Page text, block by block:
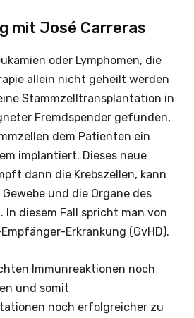
mit José Carreras
oder Lymphomen, die
allein nicht geheilt werden
Stammzelltransplantation in
Fremdspender gefunden,
dem Patienten ein
implantiert. Dieses neue
dann die Krebszellen, kann
und die Organe des
diesem Fall spricht man von
Erkrankung (GvHD).
Immunreaktionen noch
und somit
noch erfolgreicher zu